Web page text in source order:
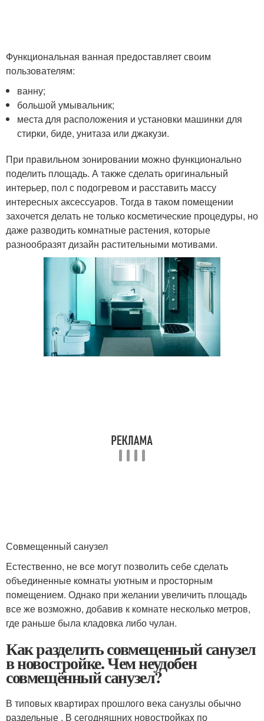
Функциональная ванная предоставляет своим
пользователям:
ванну;
большой умывальник;
места для расположения и установки машинки для
стирки, биде, унитаза или джакузи.
При правильном зонировании можно функционально
поделить площадь. А также сделать оригинальный
интерьер, пол с подогревом и расставить массу
интересных аксессуаров. Тогда в таком помещении
захочется делать не только косметические процедуры, но
даже разводить комнатные растения, которые
разнообразят дизайн растительными мотивами.
Совмещенный санузел
Естественно, не все могут позволить себе сделать
объединенные комнаты уютным и просторным
помещением. Однако при желании увеличить площадь
все же возможно, добавив к комнате несколько метров,
где раньше была кладовка либо чулан.
Как разделить совмещенный санузел
в новостройке. Чем неудобен
совмещённый санузел?
В типовых квартирах прошлого века санузлы обычно
раздельные . В сегодняшних новостройках по